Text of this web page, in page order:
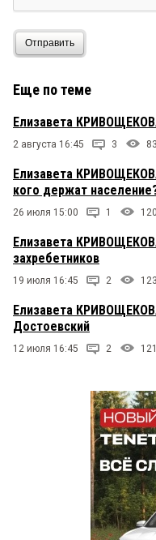
Отправить
Еще по теме
Елизавета
2 августа 16:45 3
Елизавета
кого держат
26 июля 15:00 1
Елизавета
захребетников
19 июля 16:45 2
Елизавета
Достоевский
12 июля 16:45 2